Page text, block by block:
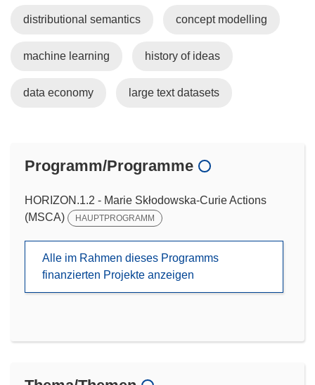
distributional semantics concept modelling
machine learning history of ideas
data economy large text datasets
Programm/Programme
HORIZON.1.2 - Marie Skłodowska-Curie Actions
(MSCA)
HAUPTPROGRAMM
Alle im Rahmen dieses Programms
finanzierten Projekte anzeigen